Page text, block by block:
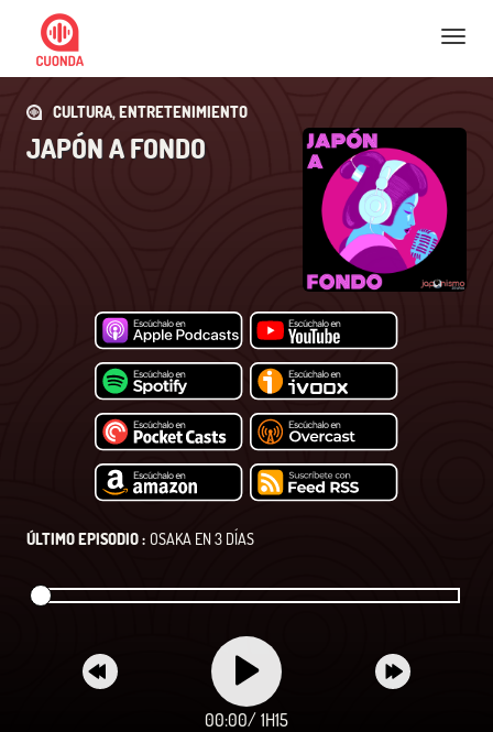
Nav
CULTURA, ENTRETENIMIENTO
JAPÓN A FONDO
ÚLTIMO EPISODIO : OSAKA EN 3 DÍAS
00:00/ 1H15